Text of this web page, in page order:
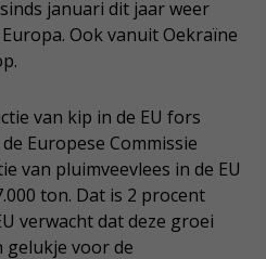
januari dit jaar weer
Ook vanuit Oekraïne
van kip in de EU fors
Europese Commissie
van pluimveevlees in de EU
ton. Dat is 2 procent
verwacht dat deze groei
gelukje voor de